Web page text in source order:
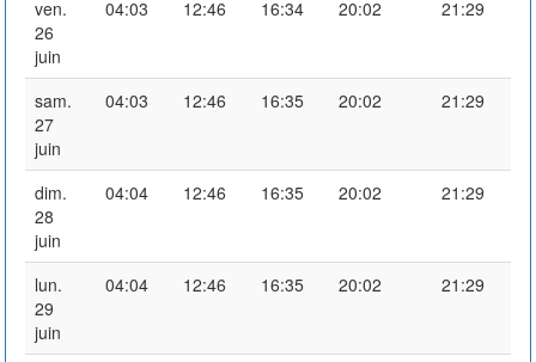
ven.
26
juin
04:03 12:46 16:34 20:02 21:29
sam.
27
juin
04:03 12:46 16:35 20:02 21:29
dim.
28
juin
04:04 12:46 16:35 20:02 21:29
lun.
29
juin
04:04 12:46 16:35 20:02 21:29